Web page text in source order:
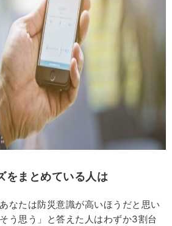
をまとめている人は
なたは防災意識が高いほうだと思い
う思う」と答えた人はわずか3割台